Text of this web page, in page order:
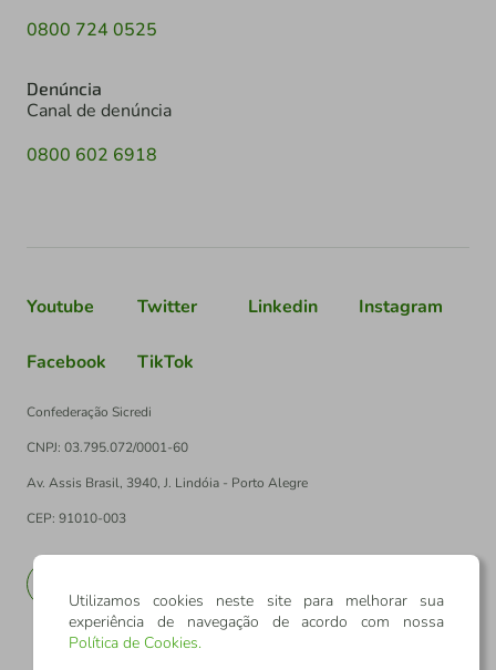
0800 724 0525
Denúncia
Canal de denúncia
0800 602 6918
Youtube Twitter Linkedin Instagram
Facebook TikTok
Confederação Sicredi
CNPJ: 03.795.072/0001-60
Av. Assis Brasil, 3940, J. Lindóia - Porto Alegre
CEP: 91010-003
Utilizamos cookies neste site para melhorar sua
experiência de navegação de acordo com nossa
Política de Cookies.